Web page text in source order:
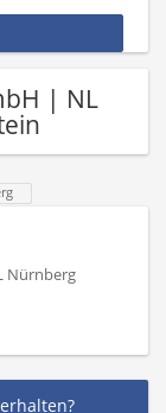
| NL
Nürnberg